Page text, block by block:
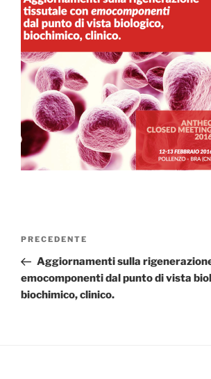
Navigazione
Articolo
precedente:
PRECEDENTE
Aggiornamenti sulla
emocomponenti dal punto di vista
biochimico, clinico.